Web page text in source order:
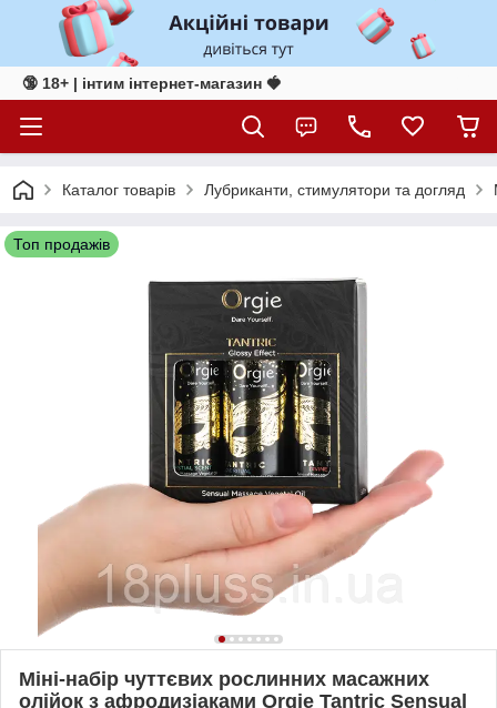
🔞 18+ | інтим інтернет-магазин 🍓
Каталог товарів Лубриканти, стимулятори та догляд
Топ продажів
Міні-набір чуттєвих рослинних масажних
олійок з афродизіаками Orgie Tantric Sensual